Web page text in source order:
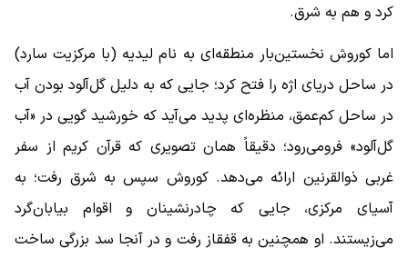
کرد و هم به شرق.
اما کوروش نخستین‌بار منطقه‌ای به نام لیدیه (با مرکزیت سارد)
در ساحل دریای اژه را فتح کرد؛ جایی که به دلیل گل‌آلود بودن آب
در ساحل کم‌عمق، منظره‌ای پدید می‌آید که خورشید گویی در «آب
گل‌آلود» فرومی‌رود؛ دقیقاً همان تصویری که قرآن کریم از سفر
غربی ذوالقرنین ارائه می‌دهد. کوروش سپس به شرق رفت؛ به
آسیای مرکزی، جایی که چادرنشینان و اقوام بیابان‌گرد
می‌زیستند. او همچنین به قفقاز رفت و در آنجا سد بزرگی ساخت